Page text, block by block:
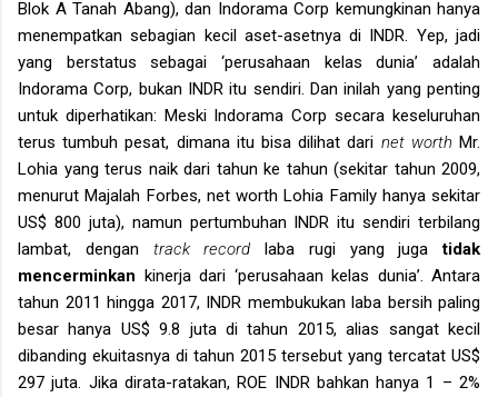
Blok A Tanah Abang), dan Indorama Corp kemungkinan hanya
menempatkan sebagian kecil aset-asetnya di INDR. Yep, jadi
yang berstatus sebagai ‘perusahaan kelas dunia’ adalah
Indorama Corp, bukan INDR itu sendiri. Dan inilah yang penting
untuk diperhatikan: Meski Indorama Corp secara keseluruhan
terus tumbuh pesat, dimana itu bisa dilihat dari net worthMr.
Lohia yang terus naik dari tahun ke tahun (sekitar tahun 2009,
menurut Majalah Forbes, net worth Lohia Family hanya sekitar
US$ 800 juta), namun pertumbuhan INDR itu sendiri terbilang
lambat, dengan track record laba rugi yang jugatidak
mencerminkan kinerja dari ‘perusahaan kelas dunia’. Antara
tahun 2011 hingga 2017, INDR membukukan laba bersih paling
besar hanya US$ 9.8 juta di tahun 2015, alias sangat kecil
dibanding ekuitasnya di tahun 2015 tersebut yang tercatat US$
297 juta. Jika dirata-ratakan, ROE INDR bahkan hanya 1 – 2%